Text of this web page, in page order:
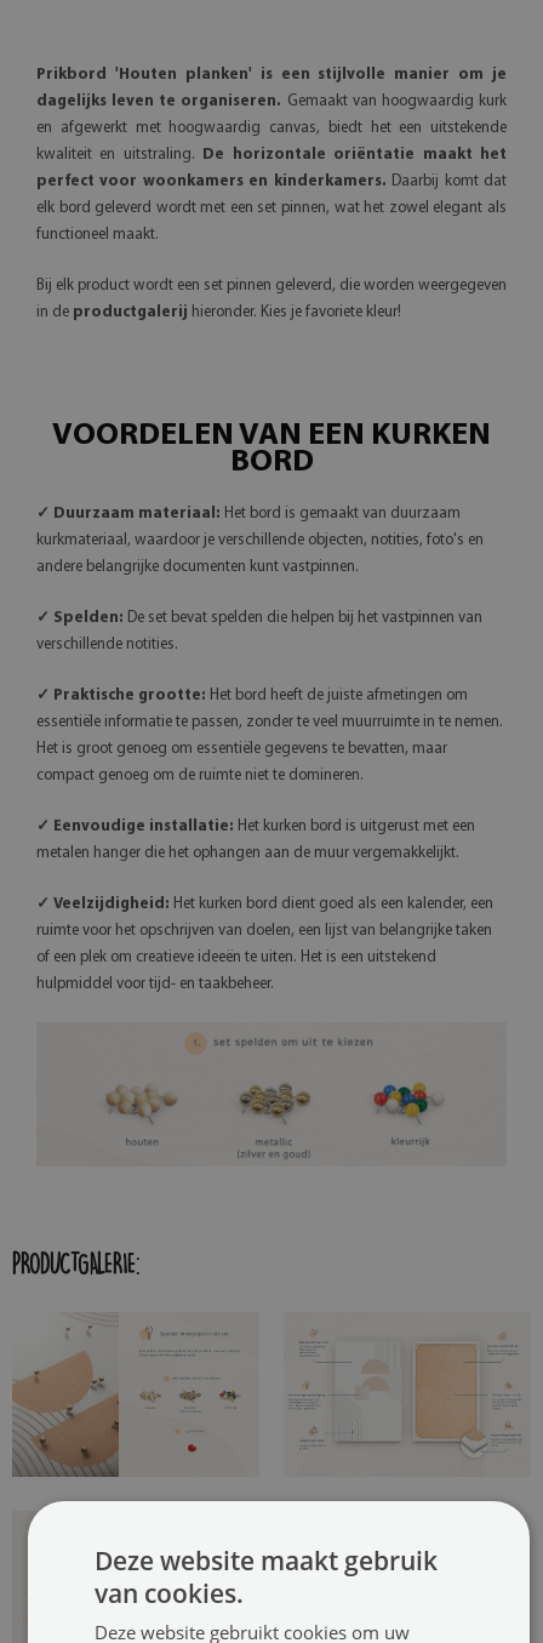
Prikbord 'Houten planken' is een stijlvolle manier om je
dagelijks leven te organiseren. Gemaakt van hoogwaardig kurk
en afgewerkt met hoogwaardig canvas, biedt het een uitstekende
kwaliteit en uitstraling.
De horizontale oriëntatie maakt het
perfect voor woonkamers en kinderkamers. Daarbij komt dat
elk bord geleverd wordt met een set pinnen, wat het zowel elegant als
functioneel maakt.
Bij elk product wordt een set pinnen geleverd, die worden weergegeven
in de productgalerij hieronder. Kies je favoriete kleur!
VOORDELEN VAN EEN KURKEN
BORD
✓ Duurzaam materiaal: Het bord is gemaakt van duurzaam
kurkmateriaal, waardoor je verschillende objecten, notities, foto's en
andere belangrijke documenten kunt vastpinnen.
✓ Spelden: De set bevat spelden die helpen bij het vastpinnen van
verschillende notities.
✓ Praktische grootte: Het bord heeft de juiste afmetingen om
essentiële informatie te passen, zonder te veel muurruimte in te nemen.
Het is groot genoeg om essentiële gegevens te bevatten, maar
compact genoeg om de ruimte niet te domineren.
✓ Eenvoudige installatie: Het kurken bord is uitgerust met een
metalen hanger die het ophangen aan de muur vergemakkelijkt.
✓ Veelzijdigheid: Het kurken bord dient goed als een kalender, een
ruimte voor het opschrijven van doelen, een lijst van belangrijke taken
of een plek om creatieve ideeën te uiten. Het is een uitstekend
hulpmiddel voor tijd- en taakbeheer.
PRODUCTGALERIE:
Deze website maakt gebruik
van cookies.
Deze website gebruikt cookies om uw